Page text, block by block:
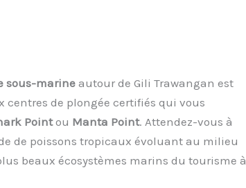
sous-marineautour de Gili Trawangan est
centres de plongée certifiés qui vous
Pointou Manta Point. Attendez-vous à
de poissons tropicaux évoluant au milieu
beaux écosystèmes marins du tourisme à